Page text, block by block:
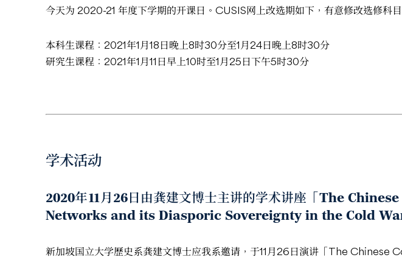
今天为 2020-21 年度下学期的开课日。CUSIS网上改选期如下，有意修改选修科
本科生课程：2021年1月18日晚上8时30分至1月24日晚上8时30分
研究生课程：2021年1月11日早上10时至1月25日下午5时30分
学术活动
2020年11月26日由龚建文博士主讲的学术讲座「The
Networks and its Diasporic Sovereignty in the Cold
新加坡国立大学歷史系龚建文博士应我系邀请，于11月26日演讲「The Chinese